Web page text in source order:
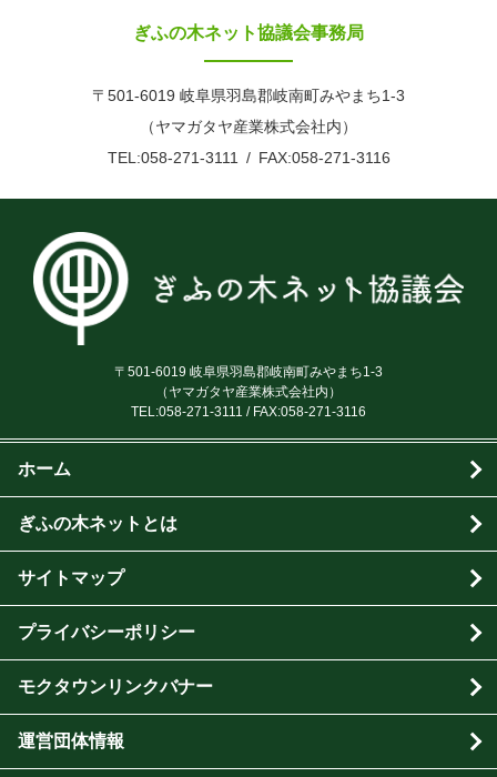
ぎふの木ネット協議会事務局
〒501-6019 岐阜県羽島郡岐南町みやまち1-3
（ヤマガタヤ産業株式会社内）
TEL:058-271-3111
FAX:058-271-3116
〒501-6019 岐阜県羽島郡岐南町みやまち1-3
（ヤマガタヤ産業株式会社内）
TEL:058-271-3111 / FAX:058-271-3116
ホーム
ぎふの木ネットとは
サイトマップ
プライバシーポリシー
モクタウンリンクバナー
運営団体情報